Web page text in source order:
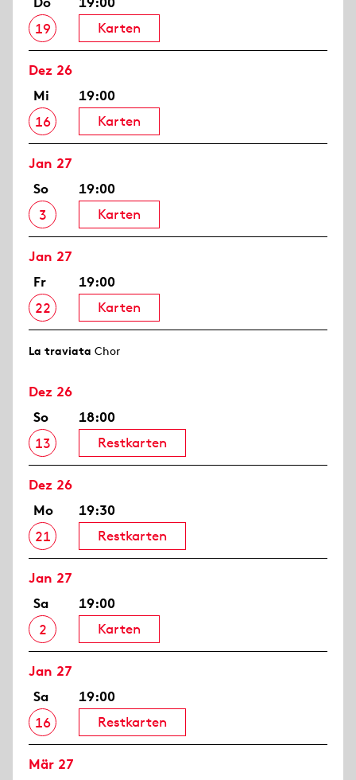
19
Karten
Dez 26
Mi
16
19:00
Karten
Jan 27
So
3
19:00
Karten
Jan 27
Fr
22
19:00
Karten
La traviata Chor
Dez 26
So
13
18:00
Restkarten
Dez 26
Mo
21
19:30
Restkarten
Jan 27
Sa
2
19:00
Karten
Jan 27
Sa
16
19:00
Restkarten
Mär 27